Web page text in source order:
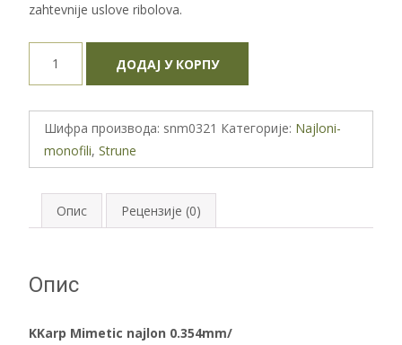
zahtevnije uslove ribolova.
0.354mm/
10.560kg/23.280kg/600m
количина
ДОДАЈ У КОРПУ
Шифра производа: snm0321 Категорије: Najloni-
monofili, Strune
Опис Рецензије (0)
Опис
KKarp Mimetic najlon 0.354mm/